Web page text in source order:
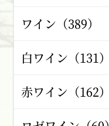
ワイン（389）
白ワイン（131）
赤ワイン（162）